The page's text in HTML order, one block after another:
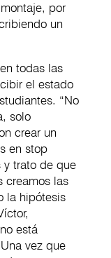
por
un
todas las
el estado
“No
solo
crear un
en stop
y trato de que
creamos las
la hipótesis
está
vez que